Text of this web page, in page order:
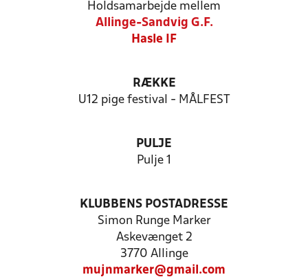
Holdsamarbejde mellem
Allinge-Sandvig G.F.
Hasle IF
RÆKKE
U12 pige festival - MÅLFEST
PULJE
Pulje 1
KLUBBENS POSTADRESSE
Simon Runge Marker
Askevænget 2
3770 Allinge
mujnmarker@gmail.com